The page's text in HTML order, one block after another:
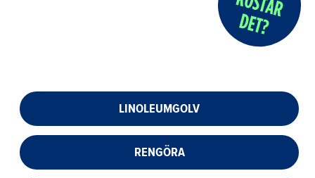
LINOLEUMGOLV
RENGÖRA